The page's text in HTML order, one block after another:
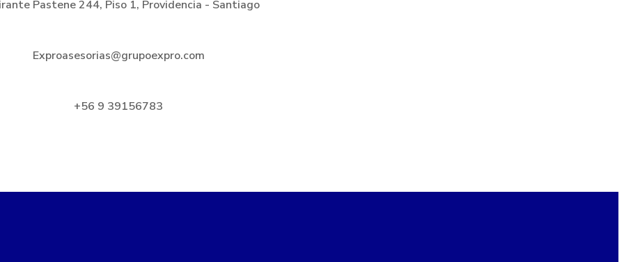
Pastene 244, Piso 1, Providencia - Santiago
Exproasesorias@grupoexpro.com
+56 9 39156783